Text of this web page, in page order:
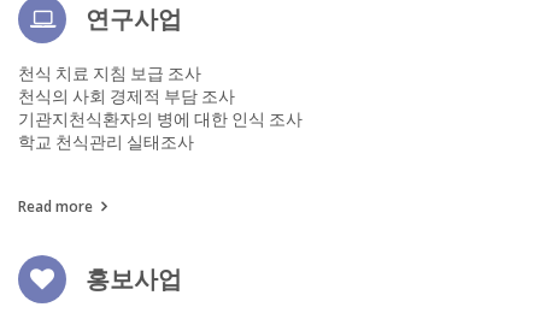
연구사업
천식 치료 지침 보급 조사
천식의 사회 경제적 부담 조사
기관지천식환자의 병에 대한 인식 조사
학교 천식관리 실태조사
Read more
홍보사업